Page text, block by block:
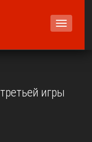
Меню
игры